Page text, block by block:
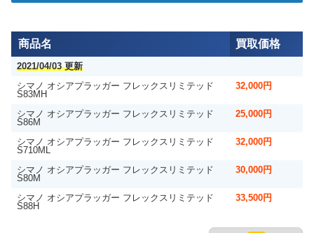
商品名 買取価格
2021/04/03 更新
シマノ オシアプラッガー フレックスリミテッド
S83MH
32,000円
シマノ オシアプラッガー フレックスリミテッド
S86M
25,000円
シマノ オシアプラッガー フレックスリミテッド
S710ML
32,000円
シマノ オシアプラッガー フレックスリミテッド
S80M
30,000円
シマノ オシアプラッガー フレックスリミテッド
S88H
33,500円